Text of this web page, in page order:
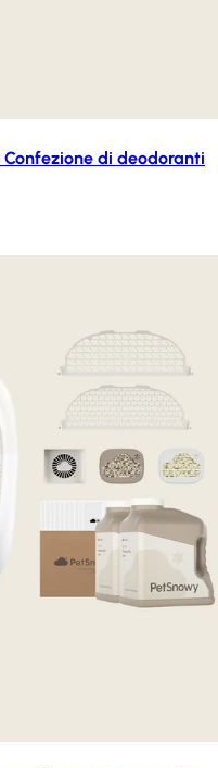
di deodoranti